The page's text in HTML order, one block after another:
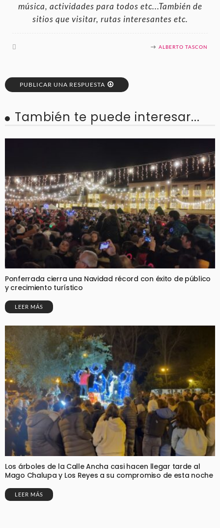
música, actividades para todos etc...También de
sitios que visitar, rutas interesantes etc.
ALBERTO TASCON
PUBLICAR UNA RESPUESTA
También te puede interesar...
Ponferrada cierra una Navidad récord con éxito de público
y crecimiento turístico
LEER MÁS
Los árboles de la Calle Ancha casi hacen llegar tarde al
Mago Chalupa y Los Reyes a su compromiso de esta noche
LEER MÁS